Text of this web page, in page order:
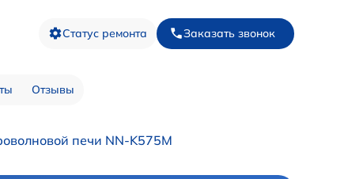
Статус ремонта Заказать звонок
Отзывы
печи NN-K575M